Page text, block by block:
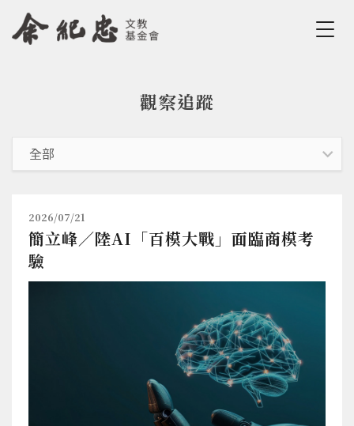
Jump to Navigation
Jump to Main content
觀察追蹤
2026/07/21
簡立峰／陸AI「百模大戰」面臨商模考
驗